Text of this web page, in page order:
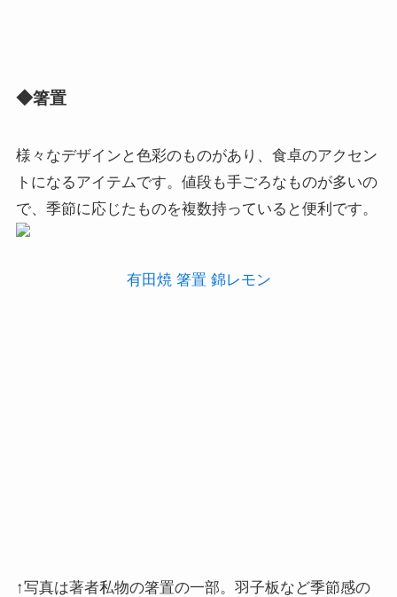
◆箸置
様々なデザインと色彩のものがあり、食卓のアクセン
トになるアイテムです。値段も手ごろなものが多いの
で、季節に応じたものを複数持っていると便利です。
有田焼 箸置 錦レモン
↑写真は著者私物の箸置の一部。羽子板など季節感の